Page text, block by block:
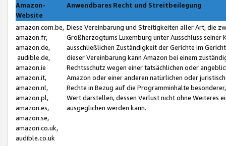
Amazon-
Website
Anwendbares Recht und Streitbeilegung
amazon.com.be,
amazon.fr,
amazon.de,
audible.de,
amazon.ie
amazon.it,
amazon.nl,
amazon.pl,
amazon.es,
amazon.se,
amazon.co.uk,
audible.co.uk
Diese Vereinbarung und Streitigkeiten aller Art, die
Großherzogtums Luxemburg unter Ausschluss
ausschließlichen Zuständigkeit der Gerichte im
dieser Vereinbarung kann Amazon bei einem
Rechtsschutz wegen einer tatsächlichen oder
Amazon oder einer anderen natürlichen oder
Rechte in Bezug auf die Programminhalte
Wert darstellen, dessen Verlust nicht ohne Weiteres
ausgeglichen werden kann.